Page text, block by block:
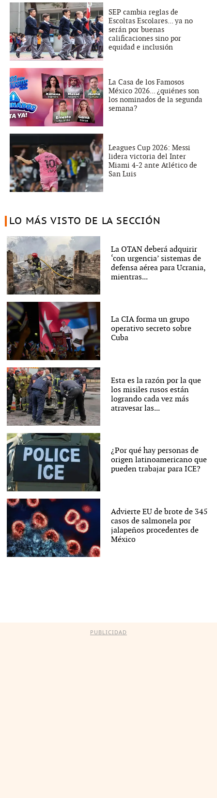
SEP cambia reglas de
Escoltas Escolares... ya no
serán por buenas
calificaciones sino por
equidad e inclusión
La Casa de los Famosos
México 2026... ¿quiénes son
los nominados de la segunda
semana?
Leagues Cup 2026: Messi
lidera victoria del Inter
Miami 4-2 ante Atlético de
San Luis
LO MÁS VISTO DE LA SECCIÓN
La OTAN deberá adquirir
‘con urgencia’ sistemas de
defensa aérea para Ucrania,
mientras...
La CIA forma un grupo
operativo secreto sobre
Cuba
Esta es la razón por la que
los misiles rusos están
logrando cada vez más
atravesar las...
¿Por qué hay personas de
origen latinoamericano que
pueden trabajar para ICE?
Advierte EU de brote de 345
casos de salmonela por
jalapeños procedentes de
México
PUBLICIDAD